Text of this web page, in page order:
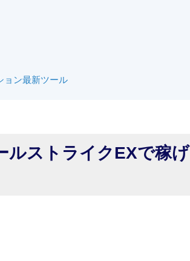
ョン最新ツール
ルストライクEXで稼げ